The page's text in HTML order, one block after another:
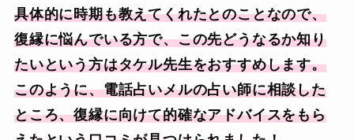
具体的に時期も教えてくれたとのことなので、
復縁に悩んでいる方で、この先どうなるか知り
たいという方はタケル先生をおすすめします。
このように、電話占いメルの占い師に相談した
ところ、復縁に向けて的確なアドバイスをもら